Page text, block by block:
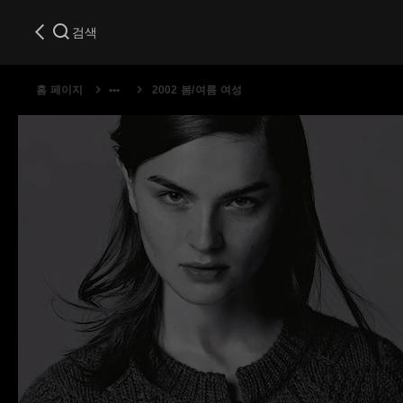
검색
홈 페이지 2002 봄/여름 여성